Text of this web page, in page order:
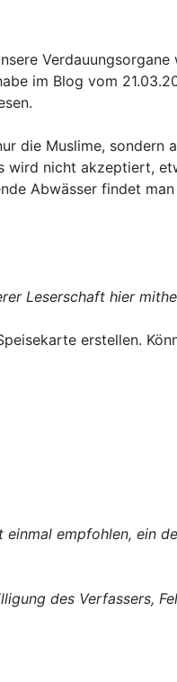
im Blog vom
die Muslime,
wird nicht akzeptiert,
Abwässer findet
Leserschaft hier
erstellen.
empfohlen, ein
des Verfassers,